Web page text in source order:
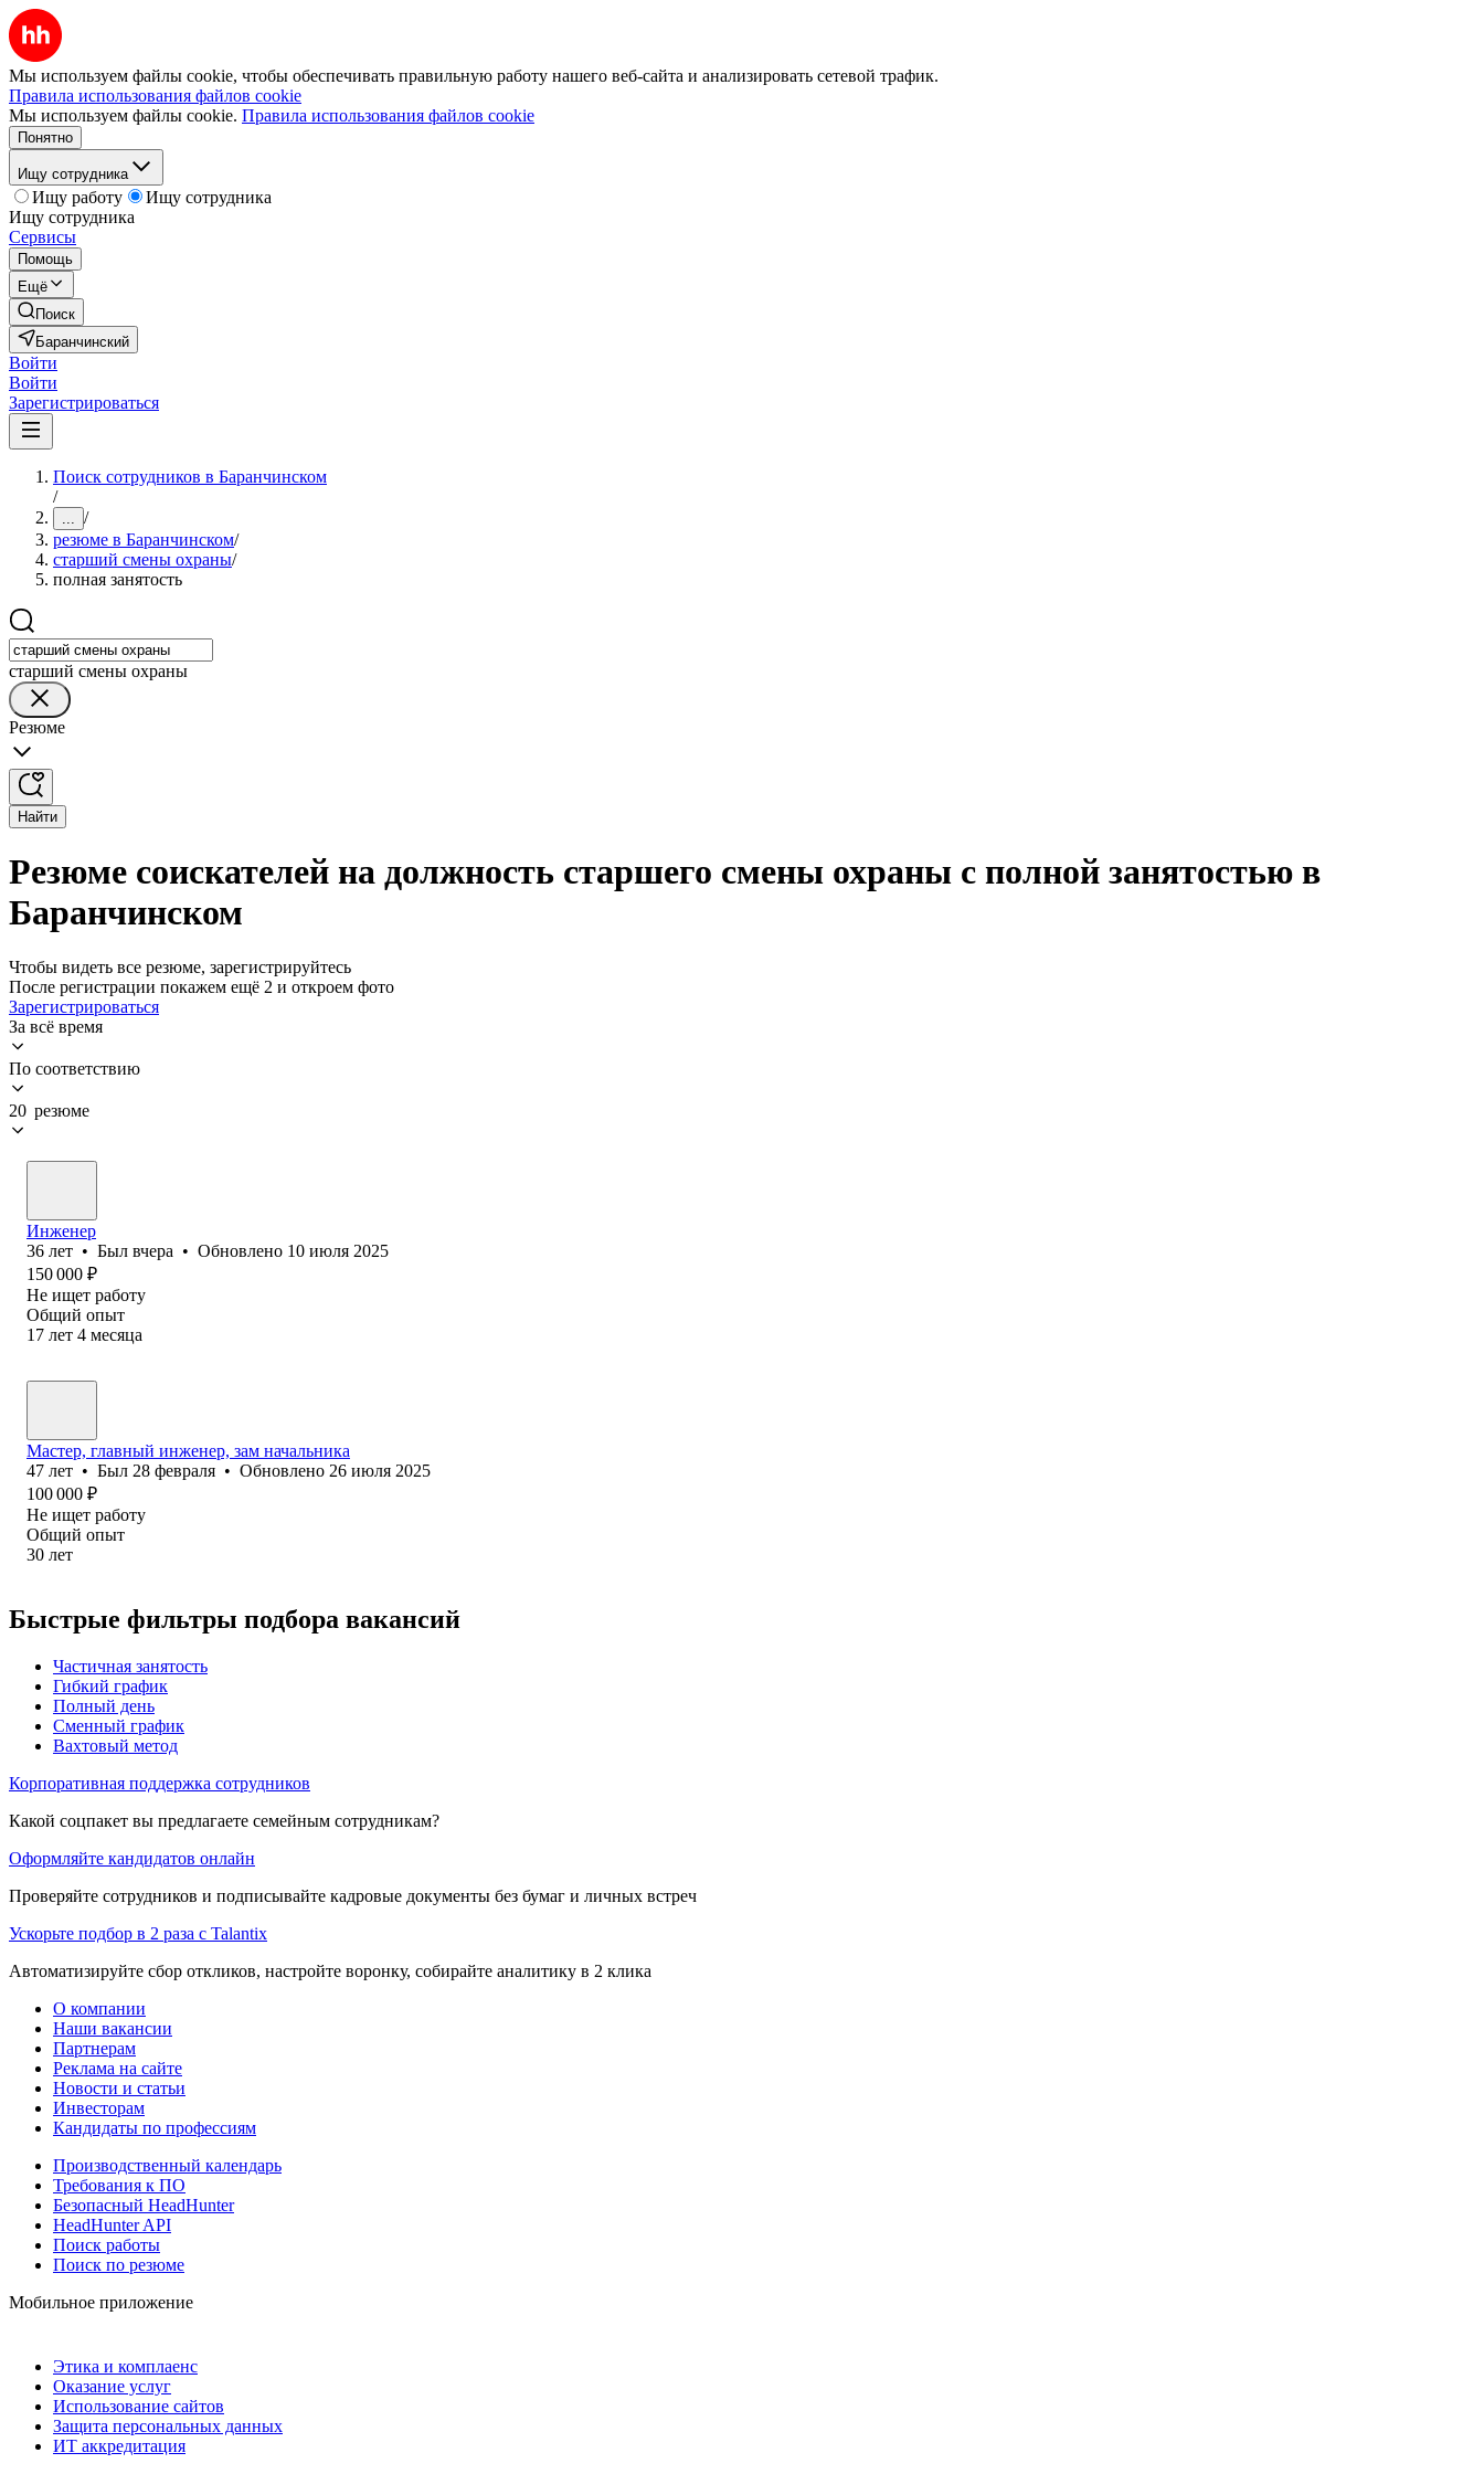
Мы используем файлы cookie, чтобы обеспечивать правильную работу нашего веб-сайта и анализировать сетевой трафик.
Правила использования файлов cookie
Мы используем файлы cookie. Правила использования файлов cookie
Понятно
Ищу сотрудника
Ищу работу
Ищу сотрудника
Ищу сотрудника
Сервисы
Помощь
Ещё
Поиск
Баранчинский
Войти
Войти
Зарегистрироваться
Поиск сотрудников в Баранчинском
/
... /
резюме в Баранчинском/
старший смены охраны/
полная занятость
старший смены охраны
Резюме
Найти
Резюме соискателей на должность старшего смены охраны с полной занятостью в
Баранчинском
Чтобы видеть все резюме, зарегистрируйтесь
После регистрации покажем ещё 2 и откроем фото
Зарегистрироваться
За всё время
По соответствию
20 резюме
Инженер
36 лет • Был вчера • Обновлено 10 июля 2025
150 000 ₽
Не ищет работу
Общий опыт
17 лет 4 месяца
Мастер, главный инженер, зам начальника
47 лет • Был 28 февраля • Обновлено 26 июля 2025
100 000 ₽
Не ищет работу
Общий опыт
30 лет
Быстрые фильтры подбора вакансий
Частичная занятость
Гибкий график
Полный день
Сменный график
Вахтовый метод
Корпоративная поддержка сотрудников
Какой соцпакет вы предлагаете семейным сотрудникам?
Оформляйте кандидатов онлайн
Проверяйте сотрудников и подписывайте кадровые документы без бумаг и личных встреч
Ускорьте подбор в 2 раза с Talantix
Автоматизируйте сбор откликов, настройте воронку, собирайте аналитику в 2 клика
О компании
Наши вакансии
Партнерам
Реклама на сайте
Новости и статьи
Инвесторам
Кандидаты по профессиям
Производственный календарь
Требования к ПО
Безопасный HeadHunter
HeadHunter API
Поиск работы
Поиск по резюме
Мобильное приложение
Этика и комплаенс
Оказание услуг
Использование сайтов
Защита персональных данных
ИТ аккредитация